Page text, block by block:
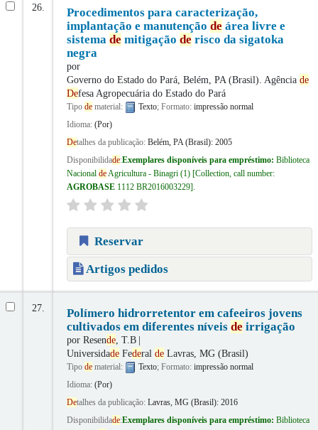
26.
Procedimentos para caracterização,
implantação e manutenção de área livre e
sistema de mitigação de risco da sigatoka
negra
por
Governo do Estado do Pará, Belém, PA (Brasil). Agência de
Defesa Agropecuária do Estado do Pará
Tipo dematerial: Texto; Formato: impressão normal
Idioma: (Por)
Detalhes da publicação: Belém, PA (Brasil): 2005
Disponibilidade:Exemplares disponíveis para empréstimo: Biblioteca
Nacional deAgricultura - Binagri(1) Collection, call number:
AGROBASE 1112 BR2016003229 .
Reservar
Artigos pedidos
27.
Polímero hidrorretentor em cafeeiros jovens
cultivados em diferentes níveis de irrigação
por Resende, T.B
UniversidadeFederal deLavras, MG (Brasil)
Tipo dematerial: Texto; Formato: impressão normal
Idioma: (Por)
Detalhes da publicação: Lavras, MG (Brasil): 2016
Disponibilidade:Exemplares disponíveis para empréstimo: Biblioteca